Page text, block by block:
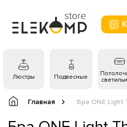
Люстры Подвесные
Главная Бра ONE